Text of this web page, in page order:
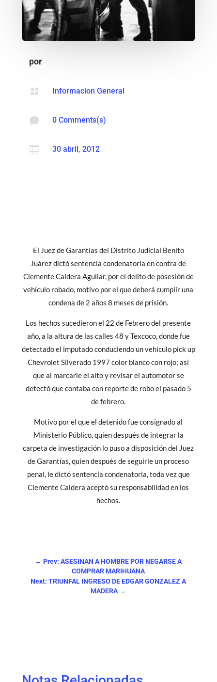
por
 Informacion General
 0 Comments(s)
 30 abril, 2012
El Juez de Garantías del Distrito Judicial Benito
Juárez dictó sentencia condenatoria en contra de
Clemente Caldera Aguilar, por el delito de posesión de
vehículo robado, motivo por el que deberá cumplir una
condena de 2 años 8 meses de prisión.
Los hechos sucedieron el 22 de Febrero del presente
año, a la altura de las calles 48 y Texcoco, donde fue
detectado el imputado conduciendo un vehículo pick up
Chevrolet Silverado 1997 color blanco con rojo; así
que al marcarle el alto y revisar el automotor se
detectó que contaba con reporte de robo el pasado 5
de febrero.
Motivo por el que el detenido fue consignado al
Ministerio Público, quien después de integrar la
carpeta de investigación lo puso a disposición del Juez
de Garantías, quien después de seguirle un proceso
penal, le dictó sentencia condenatoria, toda vez que
Clemente Caldera aceptó su responsabilidad en los
hechos.
← Prev: ASESINAN A HOMBRE POR NEGARSE A
COMPRAR MARIHUANA
Next: TRIUNFAL INGRESO DE EDGAR GONZALEZ A
MADERA→